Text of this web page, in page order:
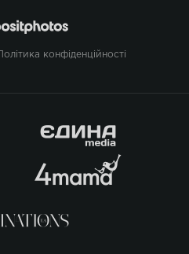
Політика конфіденційності